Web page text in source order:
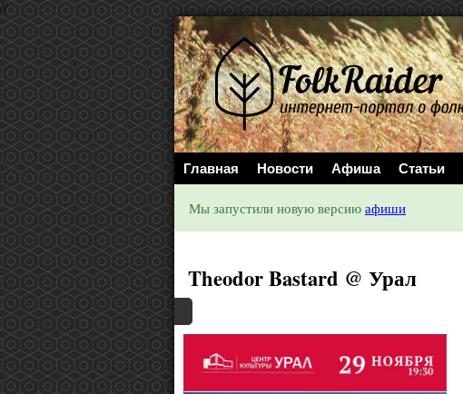
//
Главная Новости Афиша Статьи
Мы запустили новую версию афиши
Theodor Bastard @ Урал